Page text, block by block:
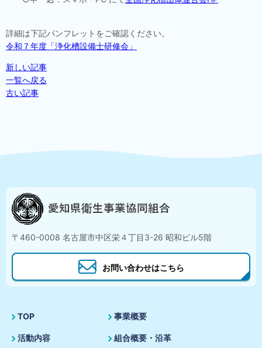
詳細は下記パンフレットをご確認ください。
令和７年度「浄化槽設備士研修会」
新しい記事
一覧へ戻る
古い記事
〒460-0008 名古屋市中区栄４丁目3-26 昭和ビル5階
お問い合わせはこちら
TOP 事業概要
活動内容 組合概要・沿革